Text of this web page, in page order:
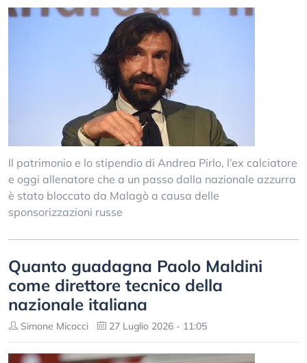
Il patrimonio e lo stipendio di Andrea Pirlo, l’ex calciatore
e oggi allenatore che a un passo dalla nazionale azzurra
è stato bloccato da Malagò a causa delle
sponsorizzazioni russe
Quanto guadagna Paolo Maldini
come direttore tecnico della
nazionale italiana
Simone Micocci 27 Luglio 2026 - 11:05